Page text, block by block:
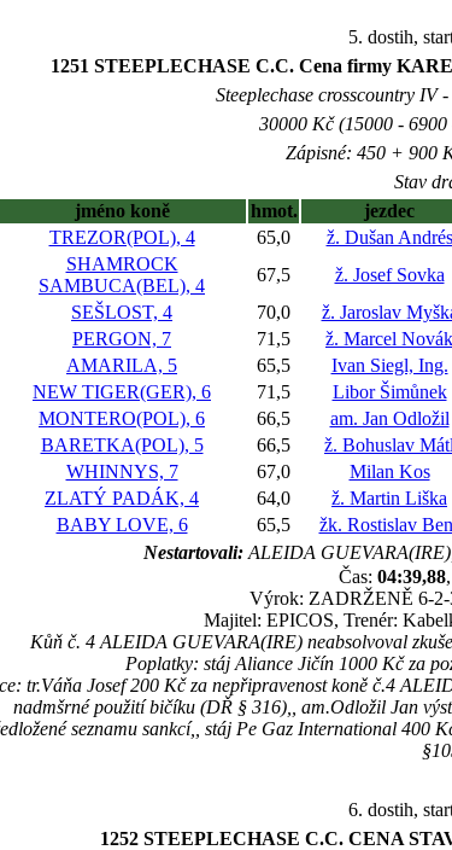
5. dostih,
1251 STEEPLECHASE C.C. Cena firmy
Steeplechase crosscountry IV
30000 Kč (15000 -
Zápisné: 450 + 900
Stav
jméno koně hmot. jezdec
TREZOR(POL), 4 65,0 ž. Dušan Andrés
SHAMROCK
SAMBUCA(BEL), 4
67,5 ž. Josef Sovka
SEŠLOST, 4 70,0 ž. Jaroslav
PERGON, 7 71,5 ž. Marcel Novák
AMARILA, 5 65,5 Ivan Siegl, Ing.
NEW TIGER(GER), 6 71,5 Libor Šimůnek
MONTERO(POL), 6 66,5 am. Jan Odložil
BARETKA(POL), 5 66,5 ž. Bohuslav Mátl
WHINNYS, 7 67,0 Milan Kos
ZLATÝ PADÁK, 4 64,0 ž. Martin Liška
BABY LOVE, 6 65,5 žk. Rostislav
Nestartovali:ALEIDA
Čas: 04:39,88
Výrok: ZADRŽENĚ 6-2-
Majitel: EPICOS, Trenér:
Kůň č. 4 ALEIDA GUEVARA(IRE) neabsolvoval
Poplatky: stáj Aliance Jičín 1000 Kč za
tr.Váňa Josef 200 Kč za nepřipravenost koně č.4
nadmšrné použití bičíku (DŘ § 316),, am.Odložil Jan
seznamu sankcí,, stáj Pe Gaz International 400
6. dostih,
1252 STEEPLECHASE C.C. CENA